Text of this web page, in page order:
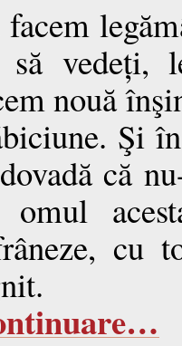
facem
să vedeți,
nouă
Şi
că
omul
cu